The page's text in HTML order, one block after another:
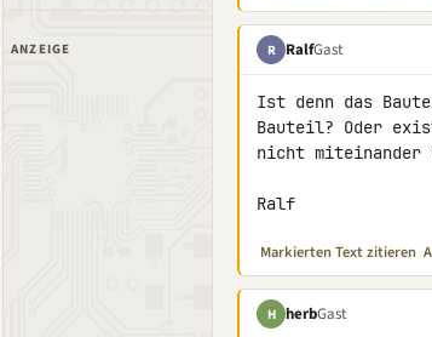
ANZEIGE R RalfGast
Ist denn das
Bauteil? Oder
nicht miteinander
Ralf
Markierten Text zitieren
H herbGast